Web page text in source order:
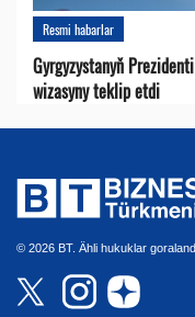
Resmi habarlar
Gyrgyzystanyň
wizasyny teklip etdi
© 2026 BT. Ähli hukuklar